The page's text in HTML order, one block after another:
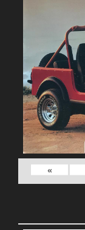
»